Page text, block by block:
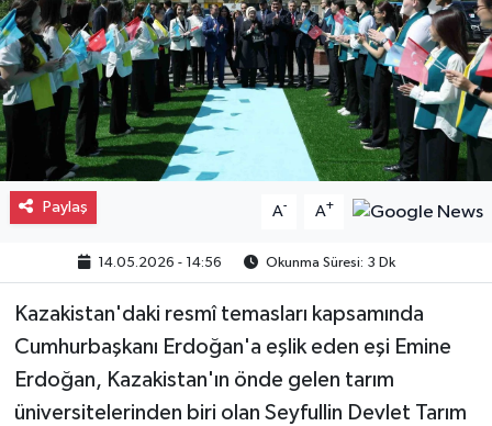
Paylaş A- A+
14.05.2026 - 14:56 Okunma Süresi: 3 Dk
Kazakistan'daki resmî temasları kapsamında
Cumhurbaşkanı Erdoğan'a eşlik eden eşi Emine
Erdoğan, Kazakistan'ın önde gelen tarım
üniversitelerinden biri olan Seyfullin Devlet Tarım
Eğitim